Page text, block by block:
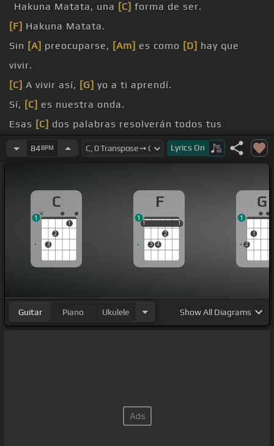
Hakuna Matata, una [C] forma de ser.
[F] Hakuna Matata.
Sin [A] preocuparse, [Am] es como [D] hay que
vivir.
[C] A vivir así, [G] yo a ti aprendí.
Sí, [C] es nuestra onda.
Esas [C] dos palabras resolverán todos tus
problemas.
84BPM Lyrics On
C
3
2
1
1
F
1
3 4
2
1
1 1
1
G
2
1
1
Guitar Piano Ukulele ShowAll Diagrams